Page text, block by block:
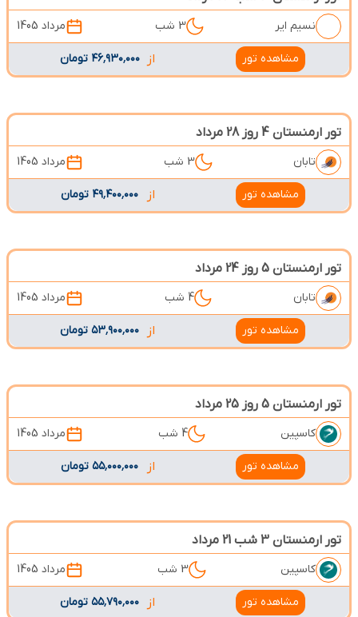
نسیم ایر 3 شب مرداد 1405
مشاهده تور از ۴۶٬۹۳۰٬۰۰۰ تومان
تور ارمنستان 4 روز 28 مرداد
تابان 3 شب مرداد 1405
مشاهده تور از ۴۹٬۴۰۰٬۰۰۰ تومان
تور ارمنستان 5 روز 24 مرداد
تابان 4 شب مرداد 1405
مشاهده تور از ۵۳٬۹۰۰٬۰۰۰ تومان
تور ارمنستان 5 روز 25 مرداد
کاسپین 4 شب مرداد 1405
مشاهده تور از ۵۵٬۰۰۰٬۰۰۰ تومان
تور ارمنستان 3 شب 21 مرداد
کاسپین 3 شب مرداد 1405
مشاهده تور از ۵۵٬۷۹۰٬۰۰۰ تومان